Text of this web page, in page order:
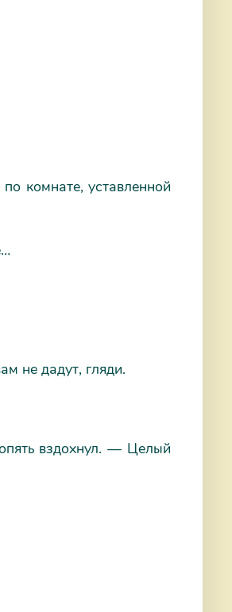
комнате, уставленной
не дадут, гляди.
вздохнул. — Целый